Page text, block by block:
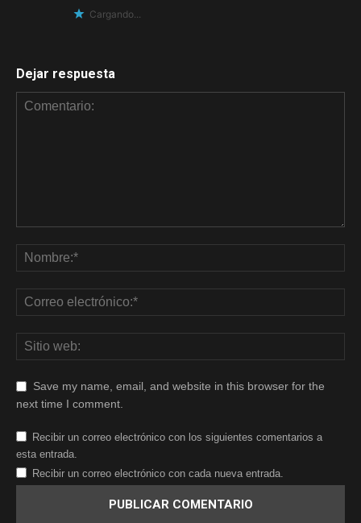
Cargando...
Dejar respuesta
Save my name, email, and website in this browser for the
next time I comment.
Recibir un correo electrónico con los siguientes comentarios a
esta entrada.
Recibir un correo electrónico con cada nueva entrada.